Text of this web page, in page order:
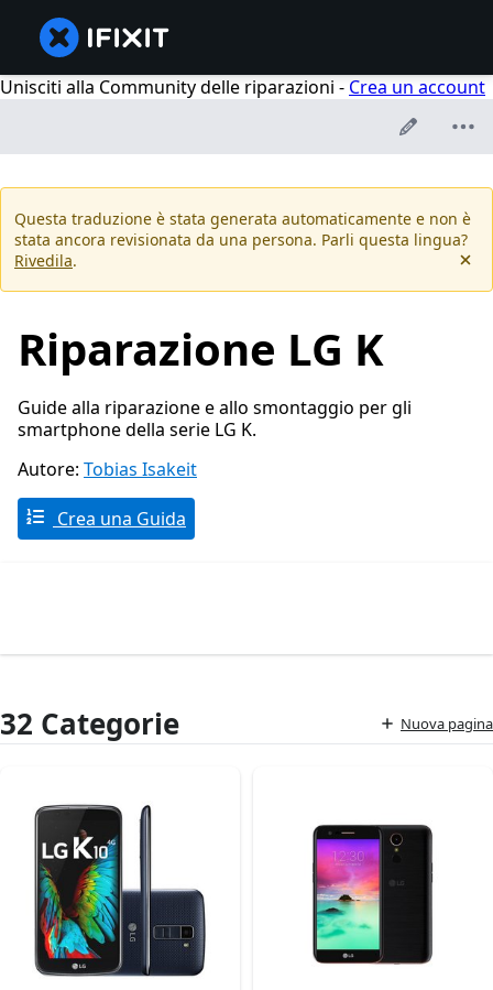
Unisciti alla Community delle riparazioni - Crea un account
Questa traduzione è stata generata automaticamente e non è
stata ancora revisionata da una persona. Parli questa lingua?
Rivedila.
Riparazione LG K
Guide alla riparazione e allo smontaggio per gli
smartphone della serie LG K.
Autore: Tobias Isakeit
Crea una Guida
32 Categorie Nuova pagina